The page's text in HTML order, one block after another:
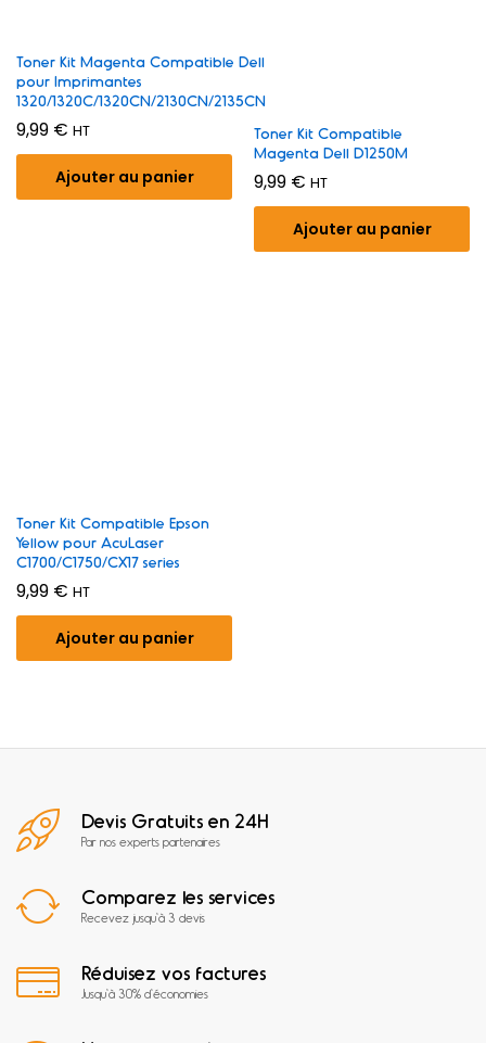
Toner Kit Magenta Compatible Dell
pour Imprimantes
1320/1320C/1320CN/2130CN/2135CN
9,99 € HT
Ajouter au panier
Toner Kit Compatible
Magenta Dell D1250M
9,99 € HT
Ajouter au panier
Toner Kit Compatible Epson
Yellow pour AcuLaser
C1700/C1750/CX17 series
9,99 € HT
Ajouter au panier
Devis Gratuits en 24H
Par nos experts partenaires
Comparez les services
Recevez jusqu'à 3 devis
Réduisez vos factures
Jusqu'à 30% d'économies